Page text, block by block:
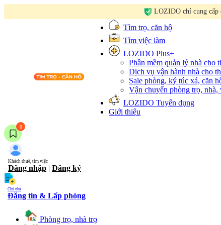
LOZIDO chỉ cung cấp
Tìm trọ, căn hộ
Tìm việc làm
LOZIDO Plus+
Phần mềm quản lý nhà cho
Dịch vụ vận hành nhà cho
Sale phòng, ký túc xá, căn
Vận chuyển phòng trọ, nhà,
LOZIDO Tuyển dụng
Giới thiệu
0
Khách thuê, tìm việc
Đăng nhập | Đăng ký
Chủ nhà
Đăng tin & Lấp phòng
Phòng trọ, nhà trọ